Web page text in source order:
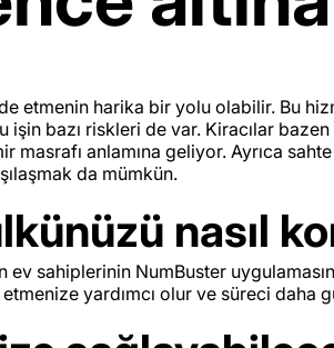
etmenin harika bir yolu olabilir. Bu
işin bazı riskleri de var. Kiracılar
anlamına geliyor. Ayrıca
da mümkün.
nasıl
sahiplerinin NumBuster
yardımcı olur ve süreci daha